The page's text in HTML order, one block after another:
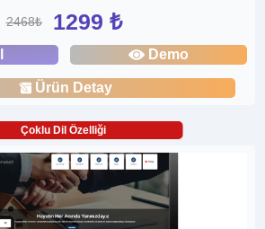
2468₺ 1299 ₺
Demo
Ürün Detay
Çoklu Dil Özelliği